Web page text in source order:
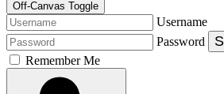
Off-Canvas Toggle
Username
Password
Remember Me